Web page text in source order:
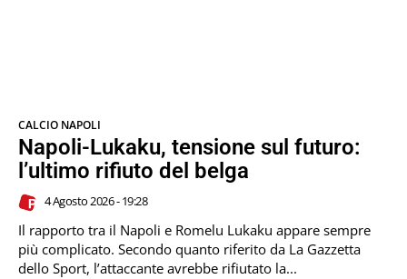
CALCIO NAPOLI
Napoli-Lukaku, tensione sul futuro:
l’ultimo rifiuto del belga
4 Agosto 2026 - 19:28
Il rapporto tra il Napoli e Romelu Lukaku appare sempre
più complicato. Secondo quanto riferito da La Gazzetta
dello Sport, l’attaccante avrebbe rifiutato la...